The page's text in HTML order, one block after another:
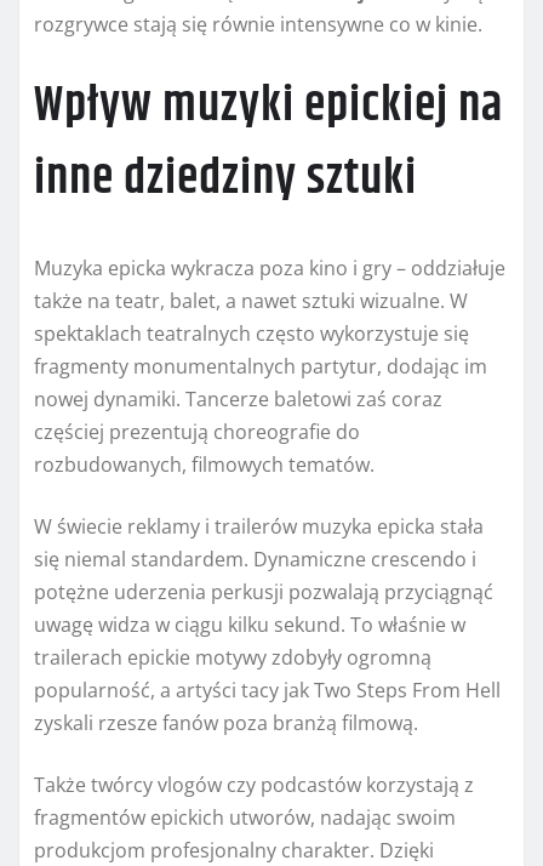
rozgrywce stają się równie intensywne co w kinie.
Wpływ muzyki epickiej na
inne dziedziny sztuki
Muzyka epicka wykracza poza kino i gry – oddziałuje
także na teatr, balet, a nawet sztuki wizualne. W
spektaklach teatralnych często wykorzystuje się
fragmenty monumentalnych partytur, dodając im
nowej dynamiki. Tancerze baletowi zaś coraz
częściej prezentują choreografie do
rozbudowanych, filmowych tematów.
W świecie reklamy i trailerów muzyka epicka stała
się niemal standardem. Dynamiczne crescendo i
potężne uderzenia perkusji pozwalają przyciągnąć
uwagę widza w ciągu kilku sekund. To właśnie w
trailerach epickie motywy zdobyły ogromną
popularność, a artyści tacy jak Two Steps From Hell
zyskali rzesze fanów poza branżą filmową.
Także twórcy vlogów czy podcastów korzystają z
fragmentów epickich utworów, nadając swoim
produkcjom profesjonalny charakter. Dzięki